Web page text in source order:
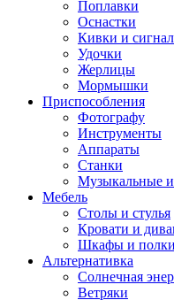
Поплавки
Оснастки
Кивки и
Удочки
Жерлицы
Мормышки
Приспособления
Фотографу
Инструменты
Аппараты
Станки
Музыкальные
Мебель
Столы и стулья
Кровати и
Шкафы и полки
Альтернативка
Солнечная
Ветряки